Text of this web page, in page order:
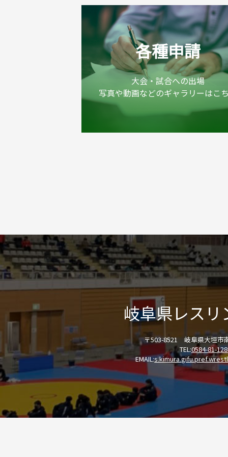
各種申請
大会・試合への出場
写真や動画などのギャラリーはこ
岐阜県レスリ
〒503-8521 岐阜県大垣市
TEL:0584-81-
EMAIL: